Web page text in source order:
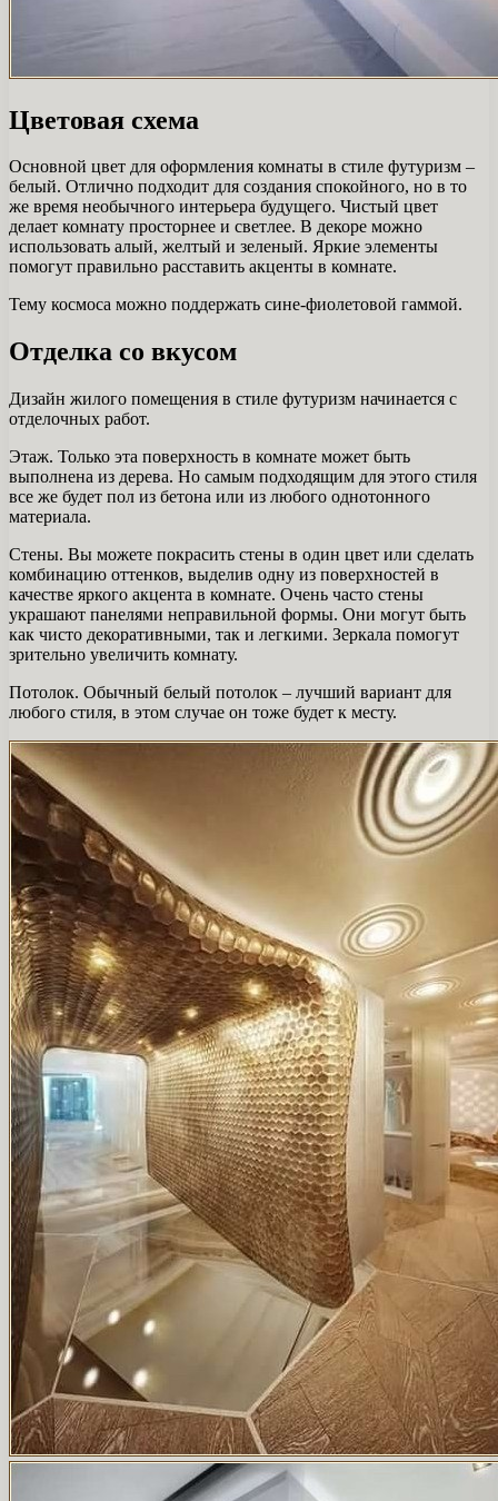
Цветовая схема
Основной цвет для оформления комнаты в стиле футуризм –
белый. Отлично подходит для создания спокойного, но в то
же время необычного интерьера будущего. Чистый цвет
делает комнату просторнее и светлее. В декоре можно
использовать алый, желтый и зеленый. Яркие элементы
помогут правильно расставить акценты в комнате.
Тему космоса можно поддержать сине-фиолетовой гаммой.
Отделка со вкусом
Дизайн жилого помещения в стиле футуризм начинается с
отделочных работ.
Этаж. Только эта поверхность в комнате может быть
выполнена из дерева. Но самым подходящим для этого стиля
все же будет пол из бетона или из любого однотонного
материала.
Стены. Вы можете покрасить стены в один цвет или сделать
комбинацию оттенков, выделив одну из поверхностей в
качестве яркого акцента в комнате. Очень часто стены
украшают панелями неправильной формы. Они могут быть
как чисто декоративными, так и легкими. Зеркала помогут
зрительно увеличить комнату.
Потолок. Обычный белый потолок – лучший вариант для
любого стиля, в этом случае он тоже будет к месту.